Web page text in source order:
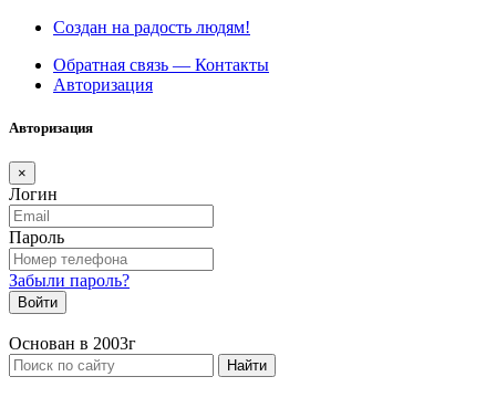
Создан на радость людям!
Обратная связь — Контакты
Авторизация
Авторизация
×
Логин
Пароль
Забыли пароль?
Войти
Основан в 2003г
Найти